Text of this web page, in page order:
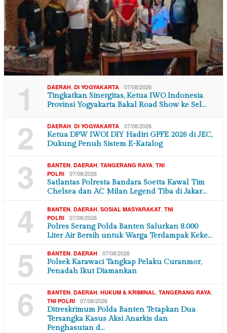
1 DAERAH, DI YOGYAKARTA 07/08/2026
Tingkatkan Sinergitas, Ketua IWO Indonesia
Provinsi Yogyakarta Bakal Road Show ke Sel…
2 DAERAH, DI YOGYAKARTA 07/08/2026
Ketua DPW IWOI DIY Hadiri GPFE 2026 di JEC,
Dukung Penuh Sistem E-Katalog
3 BANTEN, DAERAH, TANGERANG RAYA, TNI
POLRI
07/08/2026
Satlantas Polresta Bandara Soetta Kawal Tim
Chelsea dan AC Milan Legend Tiba di Jakar…
4 BANTEN, DAERAH, SOSIAL MASYARAKAT, TNI
POLRI
07/08/2026
Polres Serang Polda Banten Salurkan 8.000
Liter Air Bersih untuk Warga Terdampak Keke…
5 BANTEN, DAERAH 07/08/2026
Polsek Karawaci Tangkap Pelaku Curanmor,
Penadah Ikut Diamankan
6 BANTEN, DAERAH, HUKUM & KRIMINAL, TANGERANG RAYA,
TNI POLRI 07/08/2026
Ditreskrimum Polda Banten Tetapkan Dua
Tersangka Kasus Aksi Anarkis dan
Penghasutan d…